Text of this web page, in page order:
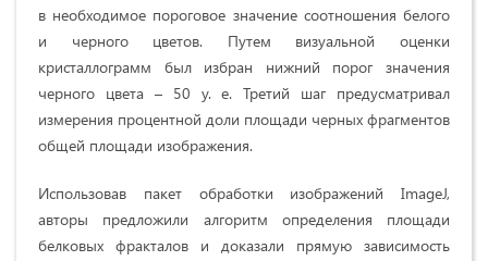
в необходимое пороговое значение соотношения белого
и черного цветов. Путем визуальной оценки
кристаллограмм был избран нижний порог значения
черного цвета – 50 у. е. Третий шаг предусматривал
измерения процентной доли площади черных фрагментов
общей площади изображения.
Использовав пакет обработки изображений ImageJ,
авторы предложили алгоритм определения площади
белковых фракталов и доказали прямую зависимость